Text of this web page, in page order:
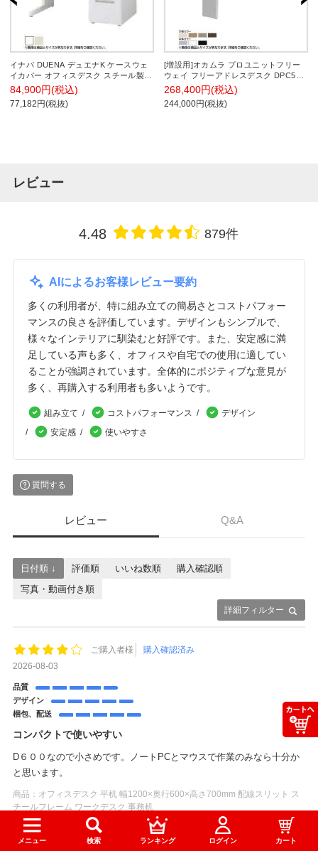
イナバ DUENA デュエナK ケースウェ
イカバー オフィスデスク スチール製
事務机 片袖机 L型脚 センター引出し付
A4 3段 DUK-107-A3 幅1000×奥行700×
高さ720mm
84,900円(税込)
77,182円(税抜)
[増設用]オカムラ プロユニットフリー
ウェイ フリーアドレスデスク DPC5CD
両面ジョイント パネル脚 配線カバー置
式 プライズウッド 幅2000×奥行1400×
高さ720mm
268,400円(税込)
244,000円(税抜)
レビュー
4.48 879件
AIによるお客様レビュー要約
多くの利用者が、特に組み立ての簡易さとコストパフォー
マンスの良さを評価しています。デザインもシンプルで、
様々なインテリアに馴染むと好評です。また、安定感に満
足している声も多く、オフィスや自宅での使用に適してい
ることが強調されています。全体的にポジティブな意見が
多く、再購入する利用者も多いようです。
組み立て コストパフォーマンス
デザイン
安定感
使いやすさ
質問する
レビュー Q&A
詳細フィルター
日付順 ↓ 評価順 いいね数順
購入確認順
写真・動画付き順
ご購入者様
購入確認済み
2026-08-03
品質
デザイン
梱包、配送
コンパクトで使いやすい
D６００なので小さめです。ノートPCとマウスで作業のみなら十分か
と思います。
商品： オフィスデスク 平机 幅1200×奥行600×高さ700mm 配線スリット ス
チールフレーム ワークデスク 事務机
役に立った 0
メニュー 検索 ランキング ログイン カート